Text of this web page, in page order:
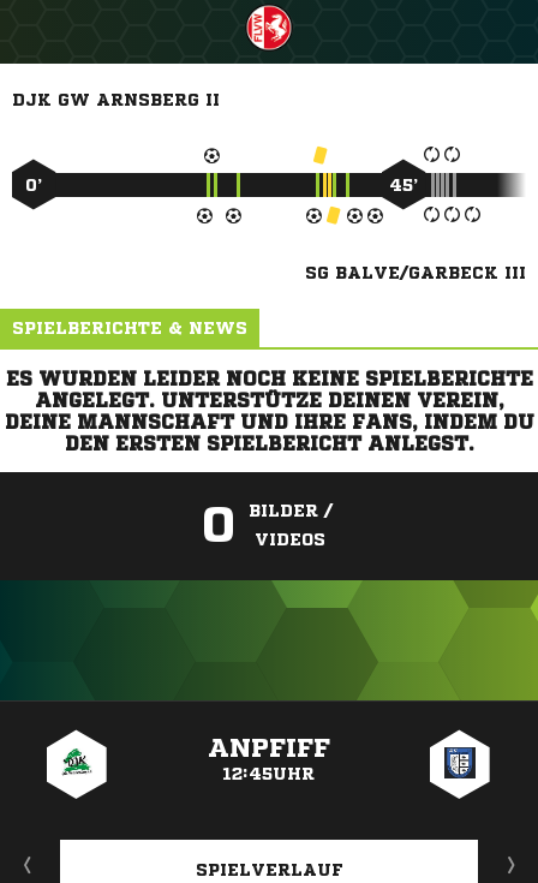
DJK GW ARNSBERG II
0’ 45’
SG BALVE/GARBECK III
SPIELBERICHTE & NEWS
ES WURDEN LEIDER NOCH KEINE SPIELBERICHTE
ANGELEGT. UNTERSTÜTZE DEINEN VEREIN,
DEINE MANNSCHAFT UND IHRE FANS, INDEM DU
DEN ERSTEN SPIELBERICHT ANLEGST.
0
BILDER /
VIDEOS
ANPFIFF
12:45UHR
SPIELVERLAUF